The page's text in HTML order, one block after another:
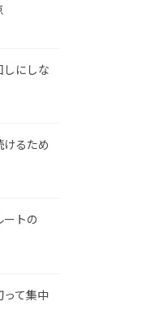
にしな
るため
トの
て集中